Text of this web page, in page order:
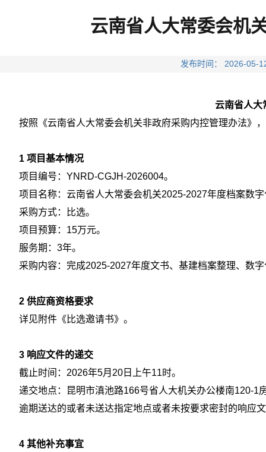
云南省人大常委会机
发布时间： 2026-
云南省人大
按照《云南省人大常委会机关非政府采购内控管理办法》
1 项目基本情况
项目编号：YNRD-CGJH-2026004。
项目名称：云南省人大常委会机关2025-2027年度档案数
采购方式：比选。
项目预算：15万元。
服务期：3年。
采购内容：完成2025-2027年度文书、基建档案整理、数
2 供应商资格要求
详见附件《比选邀请书》。
3 响应文件的递交
截止时间：2026年5月20日上午11时。
递交地点：昆明市滇池路166号省人大机关办公楼南120-1
逾期送达的或者未送达指定地点或者未按要求密封的响应
4 其他补充事宜